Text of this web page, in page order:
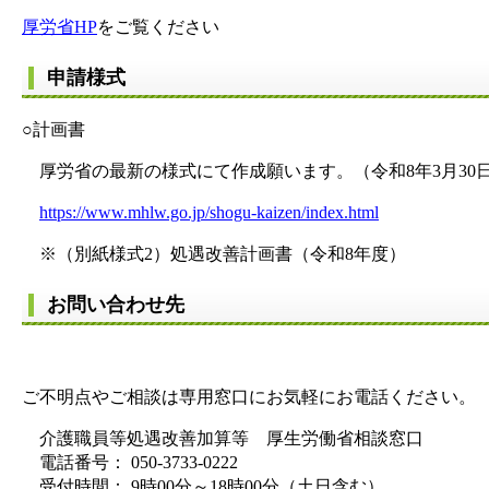
厚労省HPをご覧ください
申請様式
○計画書
厚労省の最新の様式にて作成願います。（令和8年3月30
https://www.mhlw.go.jp/shogu-kaizen/index.html
※（別紙様式2）処遇改善計画書（令和8年度）
お問い合わせ先
ご不明点やご相談は専用窓口にお気軽にお電話ください。
介護職員等処遇改善加算等 厚生労働省相談窓口
電話番号： 050-3733-0222